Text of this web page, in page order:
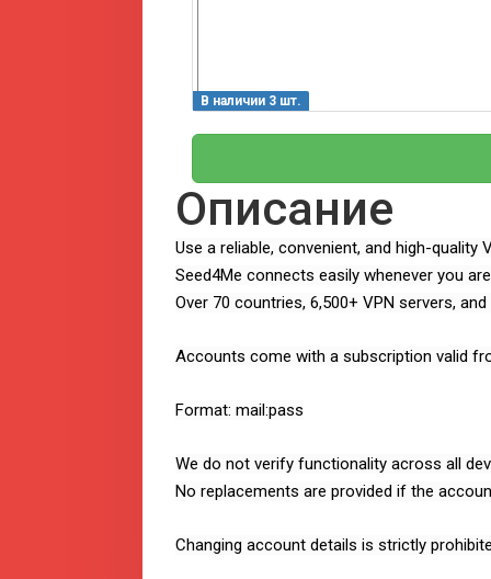
В наличии 3 шт.
Описание
Use a reliable, convenient, and high-quality
Seed4Me connects easily whenever you
Over 70 countries, 6,500+ VPN servers,
Accounts come with a subscription valid
Format: mail:pass
We do not verify functionality across all
No replacements are provided if the
Changing account details is strictly